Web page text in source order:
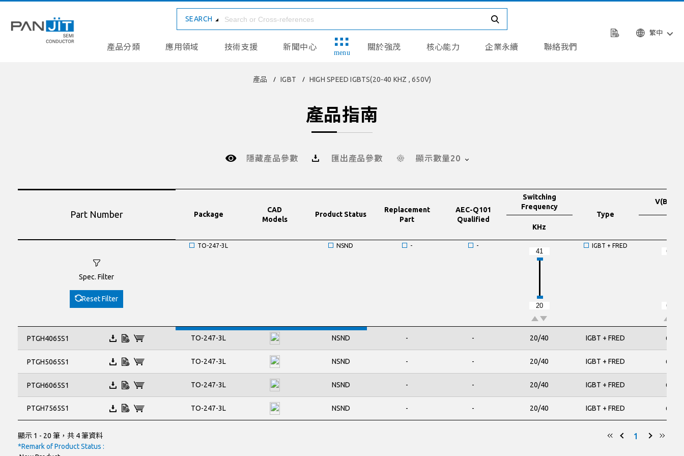
SEARCH
產品分類 應用領域 技術支援 新聞中心
menu
關於強茂 核心能力 企業永續 聯絡我們
繁中
產品 IGBT HIGH SPEED IGBTS(20-40 KHZ , 650V)
產品指南
隱藏產品參數 匯出產品參數 顯示數量20
Part Number
Spec. Filter
Reset Filter
PTGH4065S1
PTGH5065S1
PTGH6065S1
PTGH7565S1
Package
CAD
Models
Product Status
Replacement
Part
AEC-Q101
Qualified
Switching
Frequency
KHz
Type
TO-247-3L NSND - - IGBT + FRED
TO-247-3L NSND - - 20/40 IGBT + FRED 650
TO-247-3L NSND - - 20/40 IGBT + FRED 650
TO-247-3L NSND - - 20/40 IGBT + FRED 650
TO-247-3L NSND - - 20/40 IGBT + FRED 650
顯示 1 - 20 筆，共 4 筆資料 1
*Remark of Product Status :